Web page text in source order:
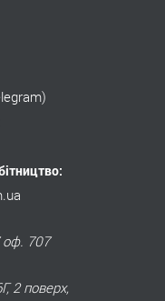
оф. 707
2 поверх,